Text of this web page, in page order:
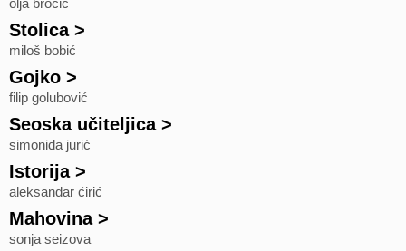
olja broćić
Stolica>
miloš bobić
Gojko >
filip golubović
Seoska učiteljica>
simonida jurić
Istorija>
aleksandar ćirić
Mahovina>
sonja seizova